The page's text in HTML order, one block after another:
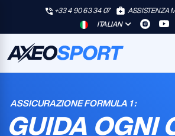
+33 4 90 63 34 07
ASSISTENZA
ITALIAN
ASSICURAZIONE FORMULA 1 :
GUIDA OGNI